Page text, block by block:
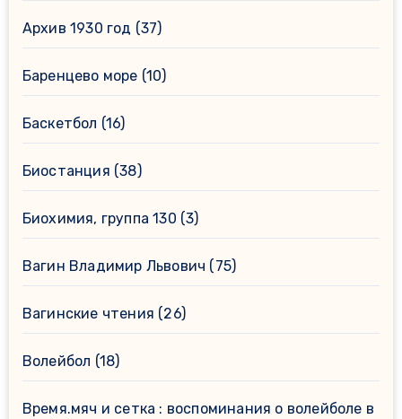
Архив 1930 год (37)
Баренцево море (10)
Баскетбол (16)
Биостанция (38)
Биохимия, группа 130 (3)
Вагин Владимир Львович (75)
Вагинские чтения (26)
Волейбол (18)
Время.мяч и сетка : воспоминания о волейболе в